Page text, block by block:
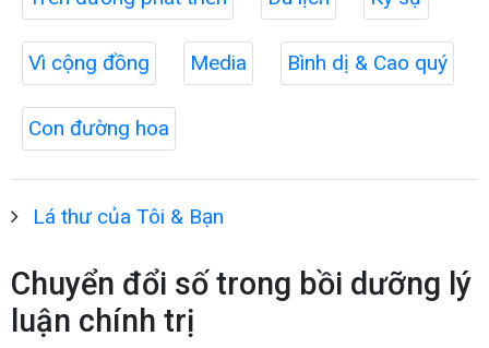
Vì cộng đồng Media Bình dị & Cao quý
Con đường hoa
Lá thư của Tôi & Bạn
Chuyển đổi số trong bồi dưỡng lý
luận chính trị